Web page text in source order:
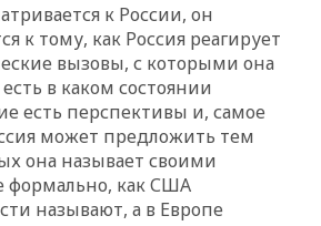
к России, он
к тому, как Россия реагирует
вызовы, с которыми она
в каком состоянии
есть перспективы и, самое
может предложить тем
она называет своими
формально, как США
называют, а в Европе